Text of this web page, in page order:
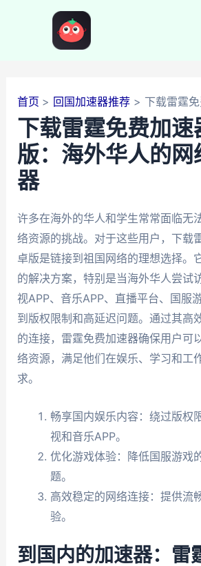
首页 回国加速器推荐 下载雷霆
下载雷霆免费加
版：海外华人的网
器
许多在海外的华人和学生常常面临无
络资源的挑战。对于这些用户，下载
卓版是链接到祖国网络的理想选择。
的解决方案，特别是当海外华人尝试
视APP、音乐APP、直播平台、国服
到版权限制和高延迟问题。通过其高
的连接，雷霆免费加速器确保用户可
络资源，满足他们在娱乐、学习和工
求。
畅享国内娱乐内容：绕过版权
视和音乐APP。
优化游戏体验：降低国服游戏
题。
高效稳定的网络连接：提供流
验。
到国内的加速器：雷